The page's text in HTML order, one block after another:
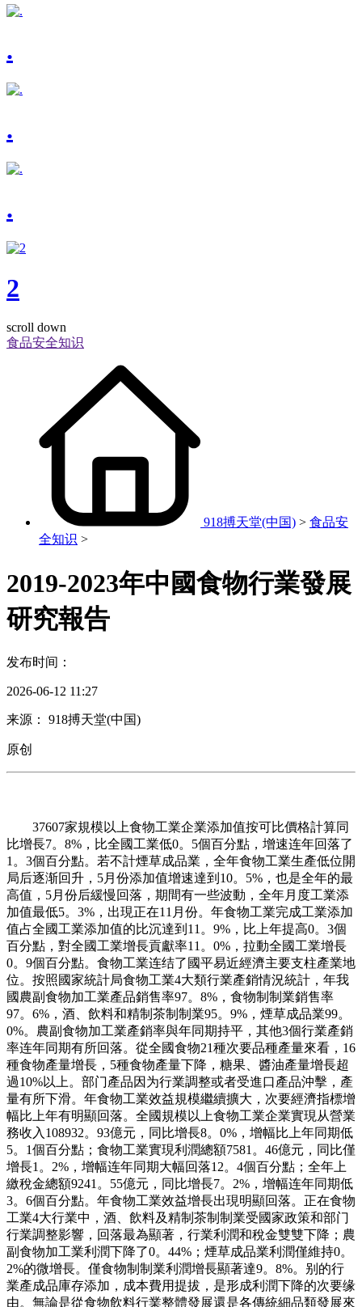
.
.
.
2
scroll down
食品安全知识
918搏天堂(中国) > 食品安
全知识 >
2019-2023年中國食物行業發展
研究報告
发布时间：
2026-06-12 11:27
来源： 918搏天堂(中国)
原创
37607家規模以上食物工業企業添加值按可比價格計算同
比增長7。8%，比全國工業低0。5個百分點，增速连年回落了
1。3個百分點。若不計煙草成品業，全年食物工業生產低位開
局后逐渐回升，5月份添加值增速達到10。5%，也是全年的最
高值，5月份后緩慢回落，期間有一些波動，全年月度工業添
加值最低5。3%，出現正在11月份。年食物工業完成工業添加
值占全國工業添加值的比沉達到11。9%，比上年提高0。3個
百分點，對全國工業增長貢獻率11。0%，拉動全國工業增長
0。9個百分點。食物工業连结了國平易近經濟主要支柱產業地
位。按照國家統計局食物工業4大類行業產銷情況統計，年我
國農副食物加工業產品銷售率97。8%，食物制制業銷售率
97。6%，酒、飲料和精制茶制制業95。9%，煙草成品業99。
0%。農副食物加工業產銷率與年同期持平，其他3個行業產銷
率连年同期有所回落。從全國食物21種次要品種產量來看，16
種食物產量增長，5種食物產量下降，糖果、醬油產量增長超
過10%以上。部门產品因为行業調整或者受進口產品沖擊，產
量有所下滑。年食物工業效益規模繼續擴大，次要經濟指標增
幅比上年有明顯回落。全國規模以上食物工業企業實現从營業
務收入108932。93億元，同比增長8。0%，增幅比上年同期低
5。1個百分點；食物工業實現利潤總額7581。46億元，同比僅
增長1。2%，增幅连年同期大幅回落12。4個百分點；全年上
繳稅金總額9241。55億元，同比增長7。2%，增幅连年同期低
3。6個百分點。年食物工業效益增長出現明顯回落。正在食物
工業4大行業中，酒、飲料及精制茶制制業受國家政策和部门
行業調整影響，回落最為顯著，行業利潤和稅金雙雙下降；農
副食物加工業利潤下降了0。44%；煙草成品業利潤僅維持0。
2%的微增長。僅食物制制業利潤增長顯著達9。8%。别的行
業產成品庫存添加，成本費用提拔，是形成利潤下降的次要缘
由。無論是從食物飲料行業整體發展還是各傳統細品類發展來